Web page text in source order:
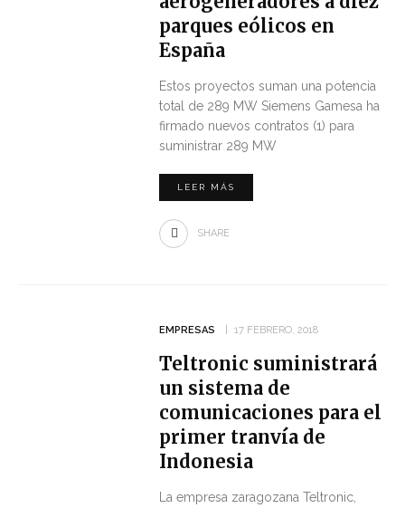
parques eólicos en
España
Estos proyectos suman una potencia
total de 289 MW Siemens Gamesa ha
firmado nuevos contratos (1) para
suministrar 289 MW
LEER MÁS
SHARE
EMPRESAS 17 FEBRERO, 2018
Teltronic suministrará
un sistema de
comunicaciones para el
primer tranvía de
Indonesia
La empresa zaragozana Teltronic,